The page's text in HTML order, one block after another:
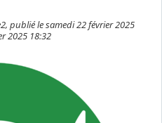
publié le samedi 22 février 2025
2025 18:32